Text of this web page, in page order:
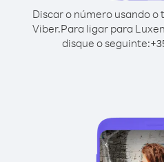
Discar o número usando
Viber.Para ligar para
disque o seguinte:+